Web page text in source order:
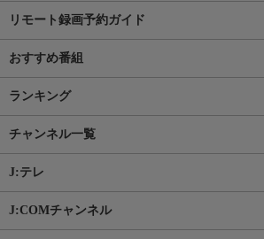
リモート録画予約ガイド
おすすめ番組
ランキング
チャンネル一覧
J:テレ
J:COMチャンネル